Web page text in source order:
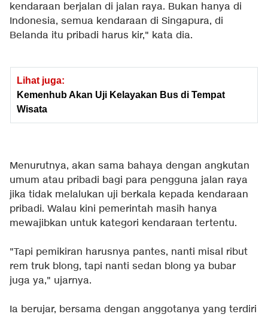
kendaraan berjalan di jalan raya. Bukan hanya di
Indonesia, semua kendaraan di Singapura, di
Belanda itu pribadi harus kir," kata dia.
Lihat juga:
Kemenhub Akan Uji Kelayakan Bus di Tempat
Wisata
Menurutnya, akan sama bahaya dengan angkutan
umum atau pribadi bagi para pengguna jalan raya
jika tidak melalukan uji berkala kepada kendaraan
pribadi. Walau kini pemerintah masih hanya
mewajibkan untuk kategori kendaraan tertentu.
"Tapi pemikiran harusnya pantes, nanti misal ribut
rem truk blong, tapi nanti sedan blong ya bubar
juga ya," ujarnya.
Ia berujar, bersama dengan anggotanya yang terdiri